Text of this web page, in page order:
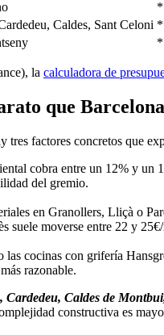
Caldes, Sant Celoni
la calculadora de
que
factores concretos que
cobra entre un 12% y un
del gremio.
en Granollers, Lliçà o
suele moverse entre 22 y 25€/
cocinas con grifería
razonable.
Caldes de
constructiva es